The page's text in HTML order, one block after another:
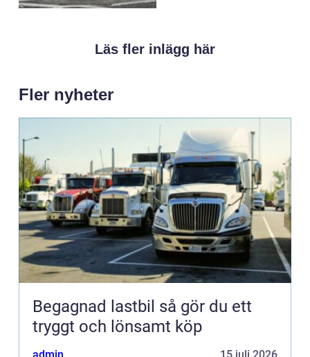
Läs fler inlägg här
Fler nyheter
Begagnad lastbil så gör du ett
tryggt och lönsamt köp